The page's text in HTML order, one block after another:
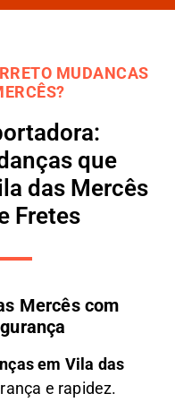
MUDANCAS
que
das Mercês
Fretes
Mercês com
em Vila das
e rapidez.